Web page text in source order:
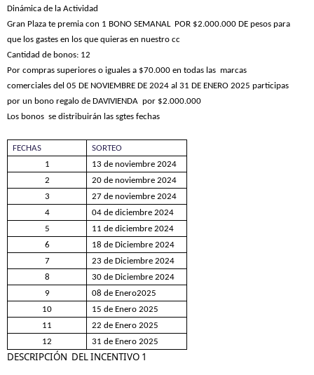
Dinámica de la Actividad
Gran Plaza te premia con 1 BONO SEMANAL POR $2.000.000 DE pesos para
que los gastes en los que quieras en nuestro cc
Cantidad de bonos: 12
Por compras superiores o iguales a $70.000 en todas las marcas
comerciales del 05 DE NOVIEMBRE DE 2024 al 31 DE ENERO 2025 participas
por un bono regalo de DAVIVIENDA por $2.000.000
Los bonos se distribuirán las sgtes fechas
FECHAS
SORTEO
1
13 de noviembre 2024
2
20 de noviembre 2024
3
27 de noviembre 2024
4
04 de diciembre 2024
5
11 de diciembre 2024
6
18 de Diciembre 2024
7
23 de Diciembre 2024
8
30 de Diciembre 2024
9
08 de Enero2025
10
15 de Enero 2025
11
22 de Enero 2025
12
31 de Enero 2025
DESCRIPCIÓN DEL INCENTIVO 1